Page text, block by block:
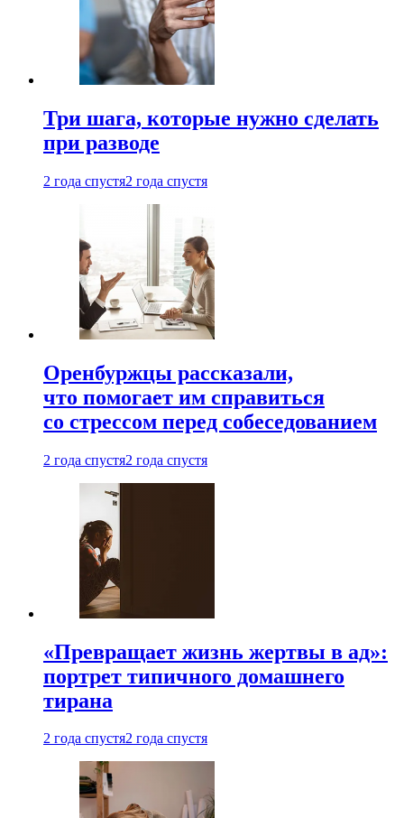
Три шага, которые нужно сделать
при разводе
2 года спустя2 года спустя
Оренбуржцы рассказали,
что помогает им справиться
со стрессом перед собеседованием
2 года спустя2 года спустя
«Превращает жизнь жертвы в ад»:
портрет типичного домашнего
тирана
2 года спустя2 года спустя